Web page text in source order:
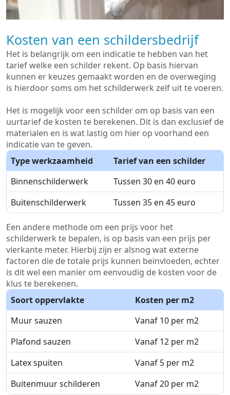
Kosten van een schildersbedrijf
Het is belangrijk om een indicatie te hebben van het
tarief welke een schilder rekent. Op basis hiervan
kunnen er keuzes gemaakt worden en de overweging
is hierdoor soms om het schilderwerk zelf uit te voeren.
Het is mogelijk voor een schilder om op basis van een
uurtarief de kosten te berekenen. Dit is dan exclusief de
materialen en is wat lastig om hier op voorhand een
indicatie van te geven.
Type werkzaamheid
Tarief van een schilder
Binnenschilderwerk
Tussen 30 en 40 euro
Buitenschilderwerk
Tussen 35 en 45 euro
Een andere methode om een prijs voor het
schilderwerk te bepalen, is op basis van een prijs per
vierkante meter. Hierbij zijn er alsnog wat externe
factoren die de totale prijs kunnen beïnvloeden, echter
is dit wel een manier om eenvoudig de kosten voor de
klus te berekenen.
Soort oppervlakte
Kosten per m2
Muur sauzen
Vanaf 10 per m2
Plafond sauzen
Vanaf 12 per m2
Latex spuiten
Vanaf 5 per m2
Buitenmuur schilderen
Vanaf 20 per m2